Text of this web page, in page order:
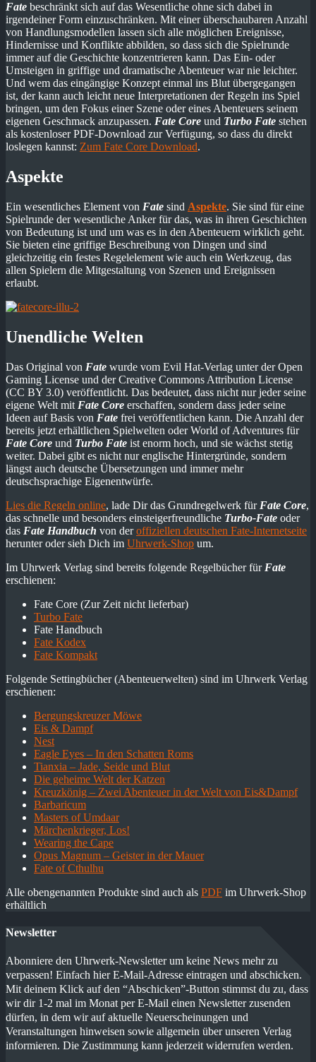
Fate beschränkt sich auf das Wesentliche ohne sich dabei in
irgendeiner Form einzuschränken. Mit einer überschaubaren Anzahl
von Handlungsmodellen lassen sich alle möglichen Ereignisse,
Hindernisse und Konflikte abbilden, so dass sich die Spielrunde
immer auf die Geschichte konzentrieren kann. Das Ein- oder
Umsteigen in griffige und dramatische Abenteuer war nie leichter.
Und wem das eingängige Konzept einmal ins Blut übergegangen
ist, der kann auch leicht neue Interpretationen der Regeln ins Spiel
bringen, um den Fokus einer Szene oder eines Abenteuers seinem
eigenen Geschmack anzupassen. Fate Core und Turbo Fate stehen
als kostenloser PDF-Download zur Verfügung, so dass du direkt
loslegen kannst: Zum Fate Core Download.
Aspekte
Ein wesentliches Element von Fate sind Aspekte. Sie sind für eine
Spielrunde der wesentliche Anker für das, was in ihren Geschichten
von Bedeutung ist und um was es in den Abenteuern wirklich geht.
Sie bieten eine griffige Beschreibung von Dingen und sind
gleichzeitig ein festes Regelelement wie auch ein Werkzeug, das
allen Spielern die Mitgestaltung von Szenen und Ereignissen
erlaubt.
Unendliche Welten
Das Original von Fate wurde vom Evil Hat-Verlag unter der Open
Gaming License und der Creative Commons Attribution License
(CC BY 3.0) veröffentlicht. Das bedeutet, dass nicht nur jeder seine
eigene Welt mit Fate Core erschaffen, sondern dass jeder seine
Ideen auf Basis von Fate frei veröffentlichen kann. Die Anzahl der
bereits jetzt erhältlichen Spielwelten oder World of Adventures für
Fate Core und Turbo Fate ist enorm hoch, und sie wächst stetig
weiter. Dabei gibt es nicht nur englische Hintergründe, sondern
längst auch deutsche Übersetzungen und immer mehr
deutschsprachige Eigenentwürfe.
Lies die Regeln online, lade Dir das Grundregelwerk für Fate Core,
das schnelle und besonders einsteigerfreundliche Turbo-Fate oder
das Fate Handbuch von deroffiziellen deutschen Fate-Internetseite
herunter oder sieh Dich im Uhrwerk-Shop um.
Im Uhrwerk Verlag sind bereits folgende Regelbücher für Fate
erschienen:
Fate Core (Zur Zeit nicht lieferbar)
Turbo Fate
Fate Handbuch
Fate Kodex
Fate Kompakt
Folgende Settingbücher (Abenteuerwelten) sind im Uhrwerk Verlag
erschienen:
Bergungskreuzer Möwe
Eis & Dampf
Nest
Eagle Eyes – In den Schatten Roms
Tianxia – Jade, Seide und Blut
Die geheime Welt der Katzen
Kreuzkönig – Zwei Abenteuer in der Welt von Eis&Dampf
Barbaricum
Masters of Umdaar
Märchenkrieger, Los!
Wearing the Cape
Opus Magnum – Geister in der Mauer
Fate of Cthulhu
Alle obengenannten Produkte sind auch als PDF im Uhrwerk-Shop
erhältlich
Newsletter
Abonniere den Uhrwerk-Newsletter um keine News mehr zu
verpassen! Einfach hier E-Mail-Adresse eintragen und abschicken.
Mit deinem Klick auf den “Abschicken”-Button stimmst du zu, dass
wir dir 1-2 mal im Monat per E-Mail einen Newsletter zusenden
dürfen, in dem wir auf aktuelle Neuerscheinungen und
Veranstaltungen hinweisen sowie allgemein über unseren Verlag
informieren. Die Zustimmung kann jederzeit widerrufen werden.